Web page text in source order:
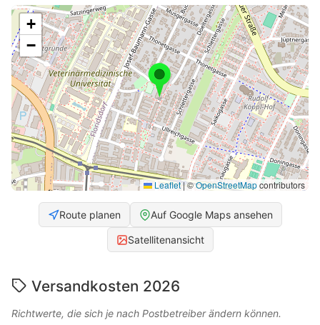
+
−
Leaflet|©OpenStreetMapcontributors
Route planen Auf Google Maps ansehen
Satellitenansicht
Versandkosten 2026
Richtwerte, die sich je nach Postbetreiber ändern können.